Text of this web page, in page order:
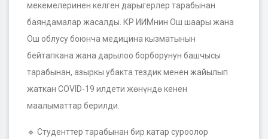
мекемелеринен келген дарыгерлер тарабынан
баяндамалар жасалды. КР ИИМнин Ош шаары жана
Ош облусу боюнча медицина кызматынын
бейтапкана жана дарылоо борборунун башчысы
тарабынан, азыркы убакта тездик менен жайылып
жаткан COVID-19 илдети жөнүндө кенен
маалыматтар берилди.
🔹 Студенттер тарабынан бир катар суроолор